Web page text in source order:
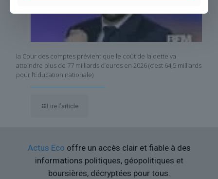
la Cour des comptes prévient que le coût de la dette va
atteindre plus de 77 milliards d’euros en 2026 (c’est 64,5 milliards
pour l’Education nationale)
Lire l’article
Actus Eco offre un accès clair et fiable à des
informations politiques, géopolitiques et
boursières, décryptées pour tous.